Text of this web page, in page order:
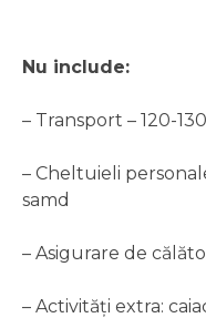
Nu include:
– Transport – 120-
– Cheltuieli
samd
– Asigurare de
– Activități extra: